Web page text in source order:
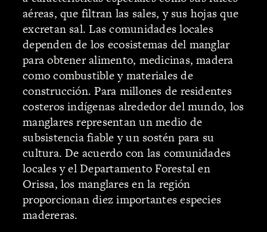
aéreas, que filtran las sales, y sus hojas que
excretan sal. Las comunidades locales
dependen de los ecosistemas del manglar
para obtener alimento, medicinas, madera
como combustible y materiales de
construcción. Para millones de residentes
costeros indígenas alrededor del mundo, los
manglares representan un medio de
subsistencia fiable y un sostén para su
cultura. De acuerdo con las comunidades
locales y el Departamento Forestal en
Orissa, los manglares en la región
proporcionan diez importantes especies
madereras.